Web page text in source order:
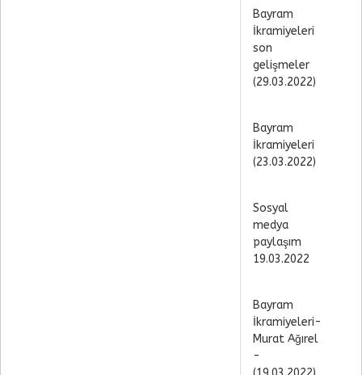
Bayram
İkramiyeleri
son
gelişmeler
(29.03.2022)
Bayram
İkramiyeleri
(23.03.2022)
Sosyal
medya
paylaşım
19.03.2022
Bayram
İkramiyeleri-
Murat Ağırel
-